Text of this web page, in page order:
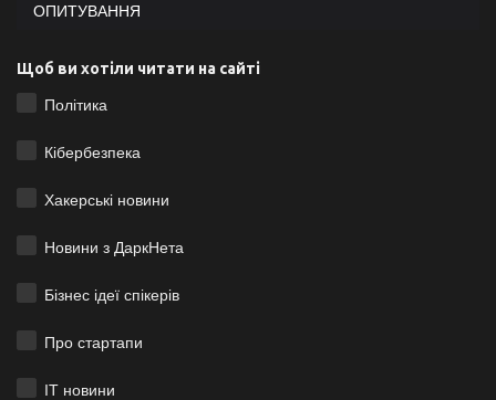
ОПИТУВАННЯ
Щоб ви хотіли читати на сайті
Політика
Кібербезпека
Хакерські новини
Новини з ДаркНета
Бізнес ідеї спікерів
Про стартапи
ІТ новини